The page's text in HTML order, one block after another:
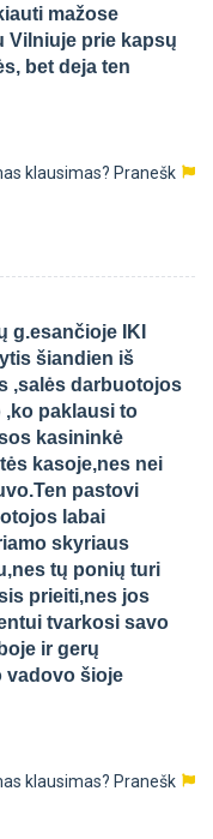
mažose
Vilniuje prie kapsų
bet deja ten
klausimas? Pranešk
g.esančioje IKI
šiandien iš
,salės darbuotojos
paklausi to
kasininkė
kasoje,nes nei
pastovi
labai
skyriaus
tų ponių turi
prieiti,nes jos
tvarkosi savo
ir gerų
vadovo šioje
klausimas? Pranešk